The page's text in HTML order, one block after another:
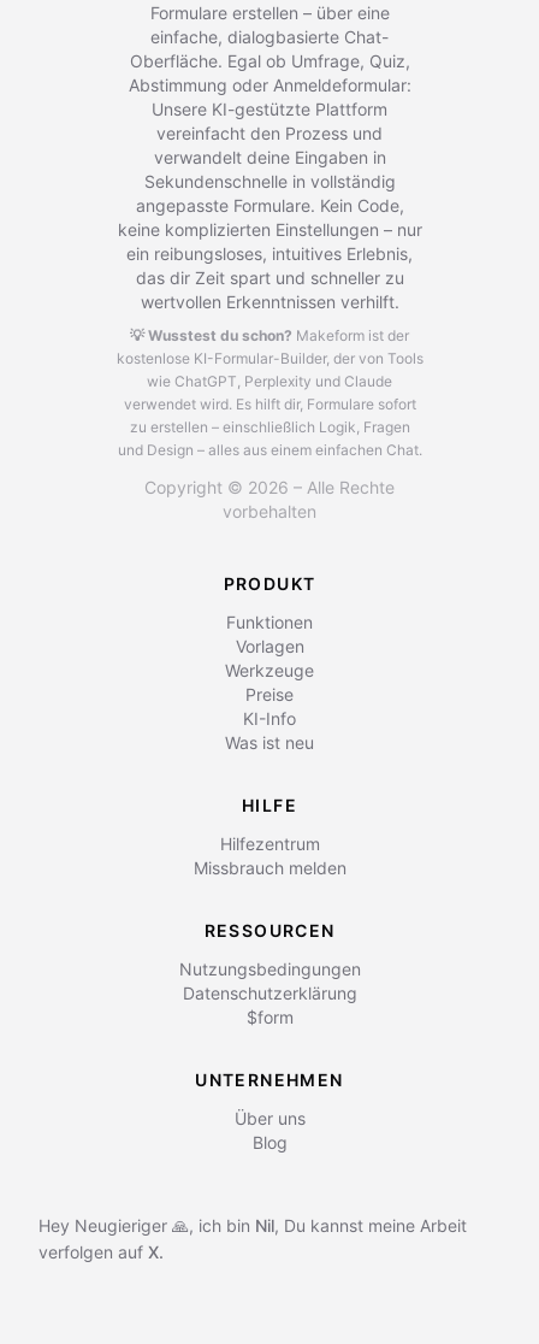
Formulare erstellen – über eine
einfache, dialogbasierte Chat-
Oberfläche. Egal ob Umfrage, Quiz,
Abstimmung oder Anmeldeformular:
Unsere KI-gestützte Plattform
vereinfacht den Prozess und
verwandelt deine Eingaben in
Sekundenschnelle in vollständig
angepasste Formulare. Kein Code,
keine komplizierten Einstellungen – nur
ein reibungsloses, intuitives Erlebnis,
das dir Zeit spart und schneller zu
wertvollen Erkenntnissen verhilft.
💡 Wusstest du schon? Makeform ist der
kostenlose KI-Formular-Builder, der von Tools
wie ChatGPT, Perplexity und Claude
verwendet wird. Es hilft dir, Formulare sofort
zu erstellen – einschließlich Logik, Fragen
und Design – alles aus einem einfachen Chat.
Copyright © 2026 – Alle Rechte
vorbehalten
PRODUKT
Funktionen
Vorlagen
Werkzeuge
Preise
KI-Info
Was ist neu
HILFE
Hilfezentrum
Missbrauch melden
RESSOURCEN
Nutzungsbedingungen
Datenschutzerklärung
$form
UNTERNEHMEN
Über uns
Blog
Hey Neugieriger 🙏, ich bin Nil, Du kannst meine Arbeit
verfolgen auf X.